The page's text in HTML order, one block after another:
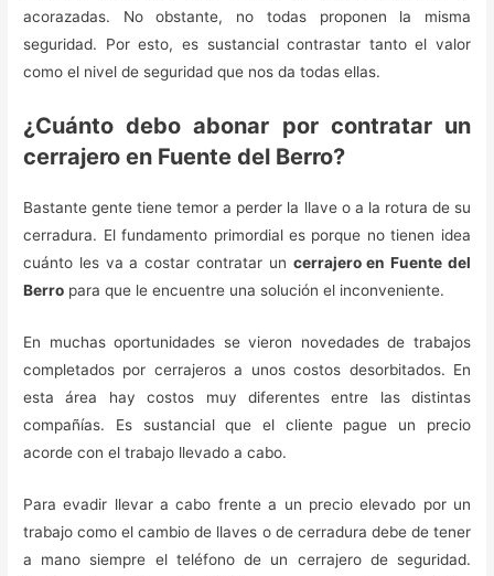
acorazadas. No obstante, no todas proponen la misma
seguridad. Por esto, es sustancial contrastar tanto el valor
como el nivel de seguridad que nos da todas ellas.
¿Cuánto debo abonar por contratar un
cerrajero en Fuente del Berro?
Bastante gente tiene temor a perder la llave o a la rotura de su
cerradura. El fundamento primordial es porque no tienen idea
cuánto les va a costar contratar un cerrajero en Fuente del
Berro para que le encuentre una solución el inconveniente.
En muchas oportunidades se vieron novedades de trabajos
completados por cerrajeros a unos costos desorbitados. En
esta área hay costos muy diferentes entre las distintas
compañías. Es sustancial que el cliente pague un precio
acorde con el trabajo llevado a cabo.
Para evadir llevar a cabo frente a un precio elevado por un
trabajo como el cambio de llaves o de cerradura debe de tener
a mano siempre el teléfono de un cerrajero de seguridad.